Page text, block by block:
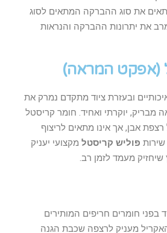
את סוג ההברקה המתאים לסוג
את יתרונות ההברקה והנראות
(אפקט המראה)
ובעזרת ציוד מתקדם נמרק את
יוקרתי ואחיד. חומר קריסטל
אבן, אך אינו מתאים לריצוף
שירות פוליש קריסטל מקצועי יעניק
מעמד לזמן רב.
בפני חומרים חריפים המותירים
מעניק לרצפה שכבת הגנה